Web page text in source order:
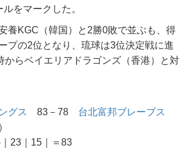
をマークした。
養KGC（韓国）と2勝0敗で並ぶも、得
プの2位となり、琉球は3位決定戦に進
からベイエリアドラゴンズ（香港）と対
グス
83－78 台北富邦ブレーブス
｜15｜＝83